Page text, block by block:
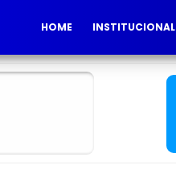
HOME INSTITUCIONAL